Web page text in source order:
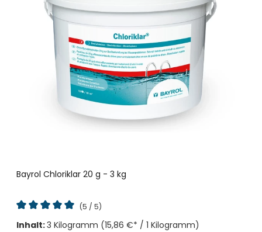
Bayrol Chloriklar 20 g - 3 kg
Durchschnittliche Bewertung von 5 von 5 Sternen
(5 / 5)
Inhalt:3 Kilogramm (15,86 €* / 1 Kilogramm)